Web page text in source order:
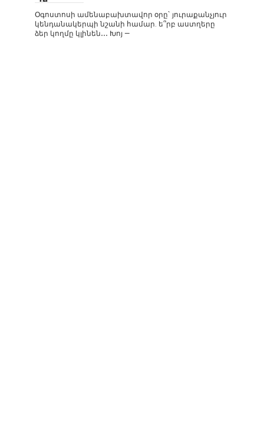
Օգոստոսի ամենաբախտավոր օրը` յուրաքանչյուր
կենդանակերպի նշանի համար. ե՞րբ աստղերը
ձեր կողմը կլինեն․․․ Խոյ —